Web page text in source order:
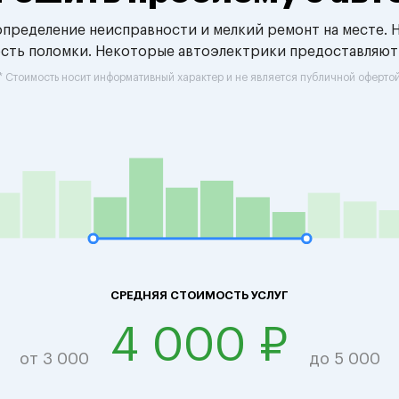
неисправности и мелкий ремонт на
поломки. Некоторые автоэлектрики
Стоимость носит информативный характер и не является публичной
СРЕДНЯЯ СТОИМОСТЬ УСЛУГ
от 3 000 4 000 ₽ до 5 000